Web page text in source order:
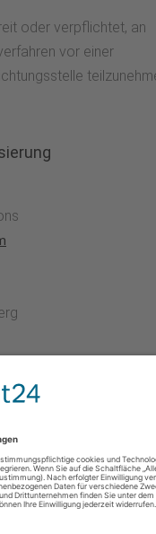
oder verpflichtet, an
vor einer
e.V. Johannes-Hummel-Weg 1